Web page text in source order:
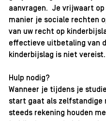
aanvragen.  Je vrijwaart op
manier je sociale rechten
van uw recht op
effectieve uitbetaling van
kinderbijslag is niet vereist.
Hulp nodig?
Wanneer je tijdens je
start gaat als zelfstandige
steeds rekening houden